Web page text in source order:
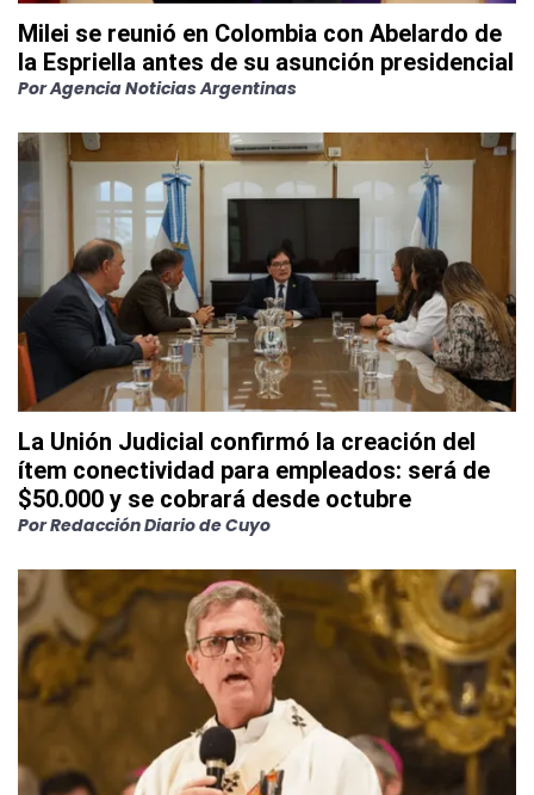
Milei se reunió en Colombia con Abelardo de
la Espriella antes de su asunción presidencial
PorAgencia Noticias Argentinas
La Unión Judicial confirmó la creación del
ítem conectividad para empleados: será de
$50.000 y se cobrará desde octubre
PorRedacción Diario de Cuyo